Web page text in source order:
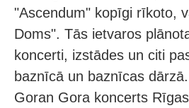
"Ascendum" kopīgi rīkoto,
Doms". Tās ietvaros
koncerti, izstādes un citi
baznīcā un baznīcas dārzā.
Goran Gora koncerts